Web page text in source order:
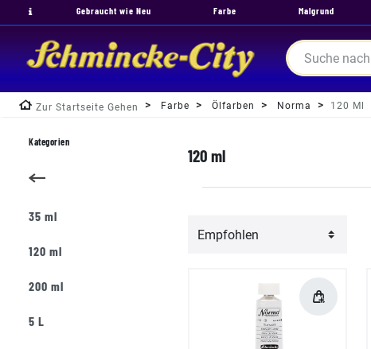
Gebraucht wie Neu Farbe Malgrund
Zur Startseite Gehen Farbe Ölfarben Norma 120 Ml
120 ml
Kategorien
35 ml
120 ml
200 ml
5 L